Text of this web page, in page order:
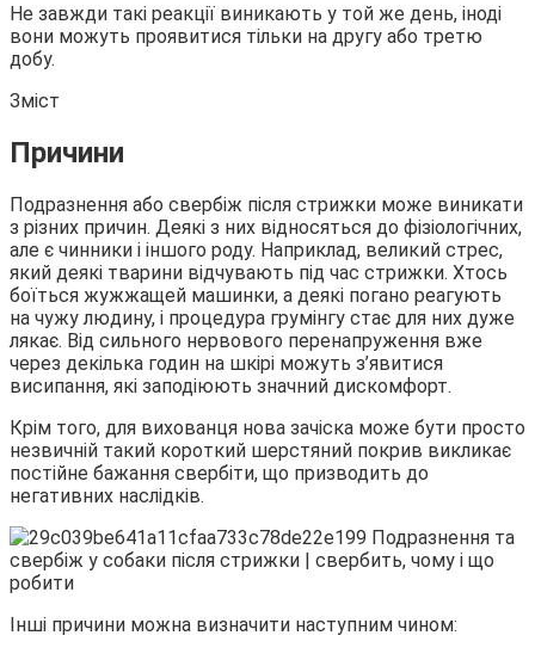
Не завжди такі реакції виникають у той же день, іноді
вони можуть проявитися тільки на другу або третю
добу.
Зміст
Причини
Подразнення або свербіж після стрижки може виникати
з різних причин. Деякі з них відносяться до фізіологічних,
але є чинники і іншого роду. Наприклад, великий стрес,
який деякі тварини відчувають під час стрижки. Хтось
боїться жужжащей машинки, а деякі погано реагують
на чужу людину, і процедура грумінгу стає для них дуже
лякає. Від сильного нервового перенапруження вже
через декілька годин на шкірі можуть з’явитися
висипання, які заподіюють значний дискомфорт.
Крім того, для вихованця нова зачіска може бути просто
незвичній такий короткий шерстяний покрив викликає
постійне бажання свербіти, що призводить до
негативних наслідків.
Інші причини можна визначити наступним чином: